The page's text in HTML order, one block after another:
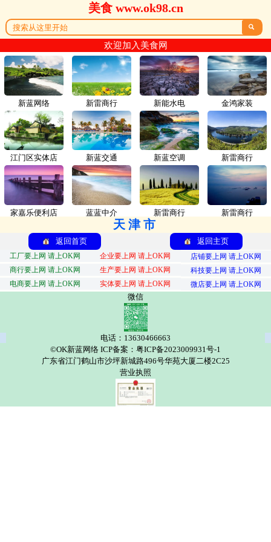
美食 www.ok98.cn

欢迎加入美食网
新蓝网络 新雷商行
江门区实体店 新蓝交通
家嘉乐便利店 蓝蓝中介
新能水电 金鸿家装
新蓝空调 新雷商行
新雷商行 新雷商行
天津市
返回首页 返回主页
工厂要上网 请上OK网 企业要上网 请上OK网
店铺要上网 请上OK网
商行要上网 请上OK网
生产要上网 请上OK网
科技要上网 请上OK网
电商要上网 请上OK网
实体要上网 请上OK网 微店要上网 请上OK网
微信
电话：13630466663
©OK新蓝网络 ICP备案：粤ICP备2023009931号-1
广东省江门鹤山市沙坪新城路496号华苑大厦二楼2C25
营业执照